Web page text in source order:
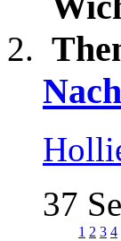
37
1 2 3 4